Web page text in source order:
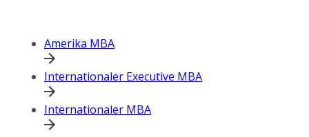
Amerika MBA
Internationaler Executive MBA
Internationaler MBA